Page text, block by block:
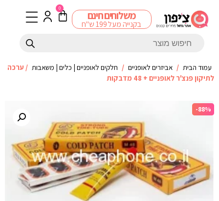
משלוחים חינם
בקנייה מעל 199 ש"ח
0
עמוד הבית / אביזרים לאופניים / חלקים לאופניים | כלים | משאבות / ערכה
לתיקון פנצ'ר לאופניים + 48 מדבקות
-88%